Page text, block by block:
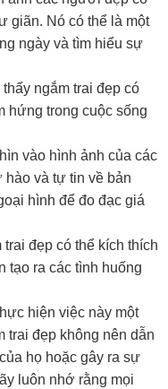
giãn. Nó có thể là một
ngày và tìm hiểu sự
ngắm trai đẹp có
hứng trong cuộc sống
vào hình ảnh của các
hào và tự tin về bản
hình để đo đạc giá
đẹp có thể kích thích
tạo ra các tình huống
hiện việc này một
trai đẹp không nên dẫn
họ hoặc gây ra sự
luôn nhớ rằng mọi